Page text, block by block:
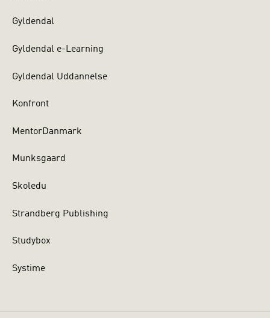
Gyldendal
Gyldendal e-Learning
Gyldendal Uddannelse
Konfront
MentorDanmark
Munksgaard
Skoledu
Strandberg Publishing
Studybox
Systime